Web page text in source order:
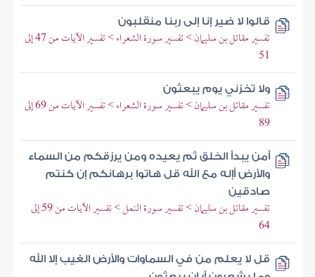
قالوا لا ضير إنا إلى ربنا منقلبون
تفسير مقاتل بن سليمان > تفسير سورة الشعراء > تفسير الآيات من 47 إلى
51
ولا تخزني يوم يبعثون
تفسير مقاتل بن سليمان > تفسير سورة الشعراء > تفسير الآيات من 69 إلى
89
أمن يبدأ الخلق ثم يعيده ومن يرزقكم من السماء
والأرض أإله مع الله قل هاتوا برهانكم إن كنتم
صادقين
تفسير مقاتل بن سليمان > تفسير سورة النمل > تفسير الآيات من 59 إلى
64
قل لا يعلم من في السماوات والأرض الغيب إلا الله